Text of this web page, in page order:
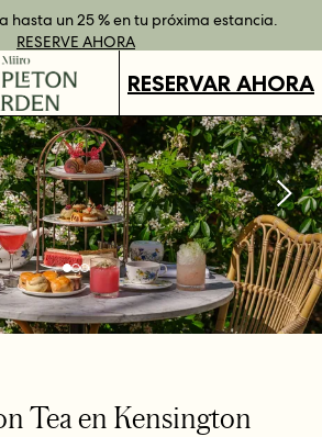
hasta un 25 % en tu próxima estancia.
RESERVE AHORA
y disfruta de ventajas con nuestras tarifas
MÁS INFORMACIÓN
en todos nuestros destinos.
COMPRAR
al reservar directamenteRESERVE
AHORA
RESERVAR AHORA
Tea en Kensington